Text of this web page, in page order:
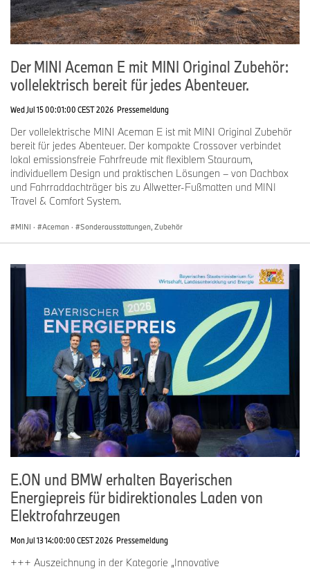
Der MINI Aceman E mit MINI Original Zubehör:
vollelektrisch bereit für jedes Abenteuer.
Wed Jul 15 00:01:00 CEST 2026 Pressemeldung
Der vollelektrische MINI Aceman E ist mit MINI Original Zubehör
bereit für jedes Abenteuer. Der kompakte Crossover verbindet
lokal emissionsfreie Fahrfreude mit flexiblem Stauraum,
individuellem Design und praktischen Lösungen – von Dachbox
und Fahrraddachträger bis zu Allwetter-Fußmatten und MINI
Travel & Comfort System.
MINI · Aceman · Sonderausstattungen, Zubehör
E.ON und BMW erhalten Bayerischen
Energiepreis für bidirektionales Laden von
Elektrofahrzeugen
Mon Jul 13 14:00:00 CEST 2026 Pressemeldung
+++ Auszeichnung in der Kategorie „Innovative